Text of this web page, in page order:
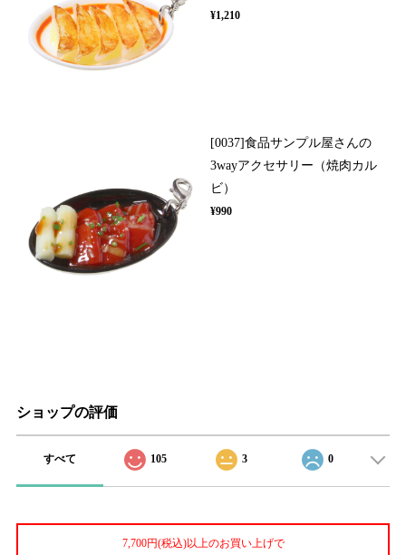
¥1,210
[0037]食品サンプル屋さんの
3wayアクセサリー（焼肉カル
ビ）
¥990
ショップの評価
すべて 105 3 0
7,700円(税込)以上のお買い上げで